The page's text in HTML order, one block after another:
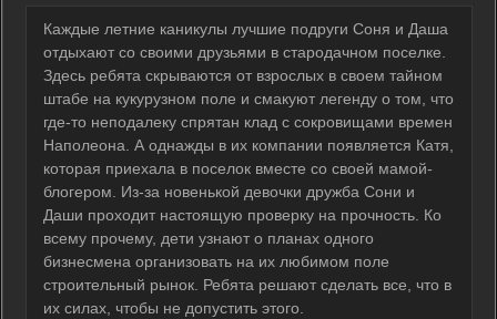
Каждые летние каникулы лучшие подруги Соня и Даша
отдыхают со своими друзьями в стародачном поселке.
Здесь ребята скрываются от взрослых в своем тайном
штабе на кукурузном поле и смакуют легенду о том, что
где-то неподалеку спрятан клад с сокровищами времен
Наполеона. А однажды в их компании появляется Катя,
которая приехала в поселок вместе со своей мамой-
блогером. Из-за новенькой девочки дружба Сони и
Даши проходит настоящую проверку на прочность. Ко
всему прочему, дети узнают о планах одного
бизнесмена организовать на их любимом поле
строительный рынок. Ребята решают сделать все, что в
их силах, чтобы не допустить этого.